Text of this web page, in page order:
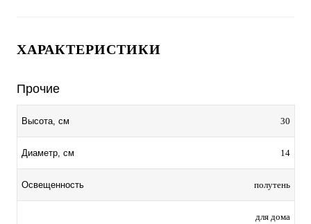
ХАРАКТЕРИСТИКИ
Прочие
Высота, см 30
Диаметр, см 14
Освещенность полутень
для дома